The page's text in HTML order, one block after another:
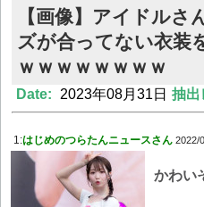
【画像】アイドルさ
ズが合ってない衣装
ｗｗｗｗｗｗｗｗ
Date: 2023年08月31日 抽出
1:はじめのつらたんニュースさん 2022/
かわい